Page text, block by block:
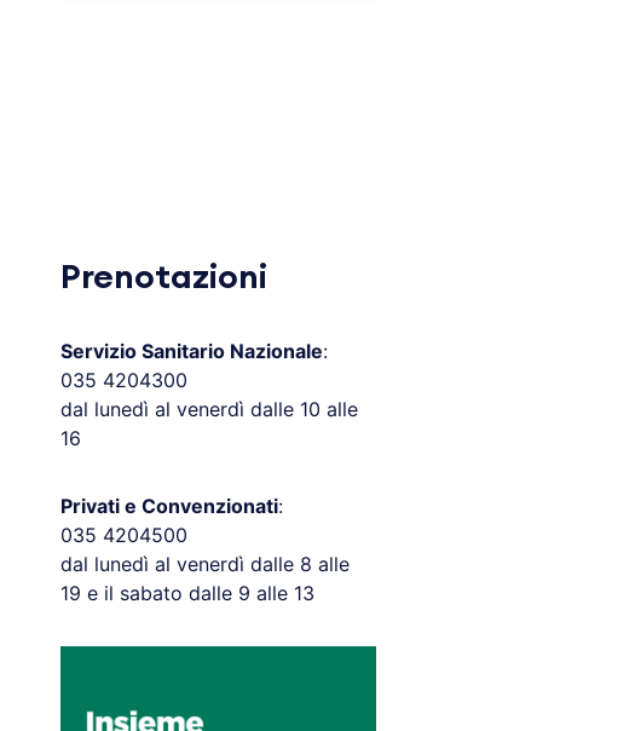
Prenotazioni
Servizio Sanitario Nazionale:
035 4204300
dal lunedì al venerdì dalle 10 alle
16
Privati e Convenzionati:
035 4204500
dal lunedì al venerdì dalle 8 alle
19 e il sabato dalle 9 alle 13